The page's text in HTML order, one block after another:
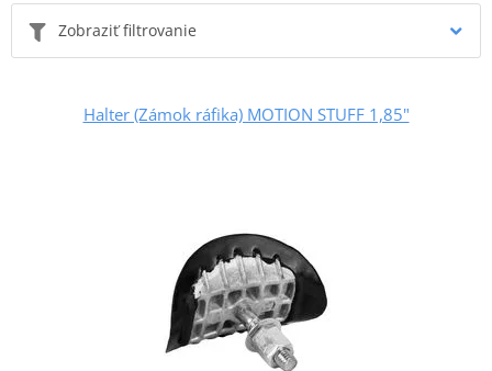
Zobraziť filtrovanie
Halter (Zámok ráfika) MOTION STUFF 1,85"